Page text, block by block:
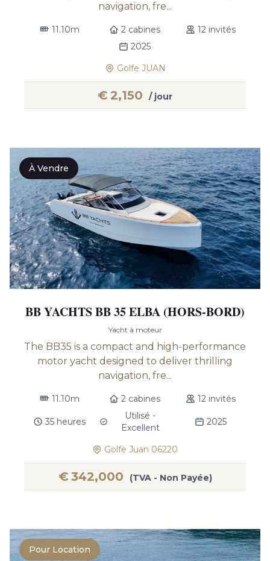
navigation, fre...
11.10m 2 cabines
12 invités
2025
Golfe JUAN
€2,150 / jour
À Vendre
BB YACHTS BB 35 ELBA (HORS-BORD)
Yacht à moteur
The BB35 is a compact and high-performance
motor yacht designed to deliver thrilling
navigation, fre...
11.10m 2 cabines 12 invités
35 heures
Utilisé -
Excellent
2025
Golfe Juan 06220
€342,000 (TVA - Non Payée)
Pour Location